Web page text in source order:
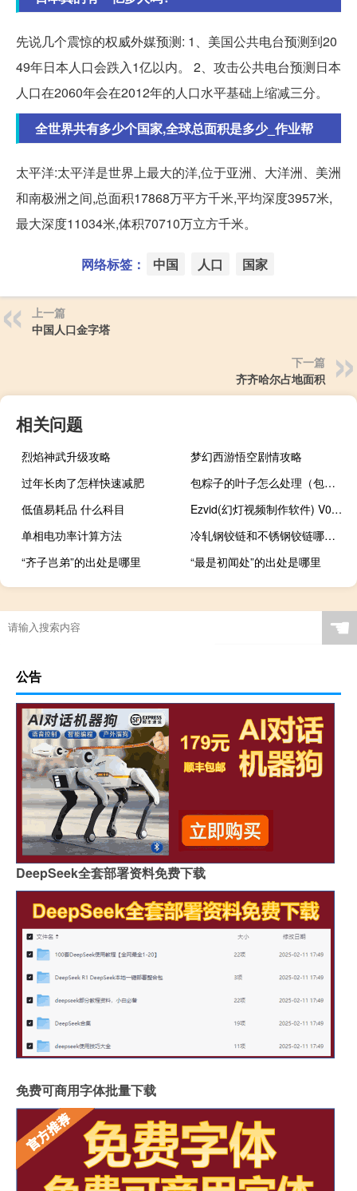
先说几个震惊的权威外媒预测: 1、美国公共电台预测到20
49年日本人口会跌入1亿以内。 2、攻击公共电台预测日本
人口在2060年会在2012年的人口水平基础上缩减三分。
全世界共有多少个国家,全球总面积是多少_作业帮
太平洋:太平洋是世界上最大的洋,位于亚洲、大洋洲、美洲
和南极洲之间,总面积17868万平方千米,平均深度3957米,
最大深度11034米,体积70710万立方千米。
网络标签： 中国 人口 国家
上一篇
中国人口金字塔
下一篇
齐齐哈尔占地面积
相关问题
烈焰神武升级攻略
梦幻西游悟空剧情攻略
过年长肉了怎样快速减肥
包粽子的叶子怎么处理（包粽子的叶子）
低值易耗品 什么科目
Ezvid(幻灯视频制作软件) V0.9.2.0 官方免费版（Ezvid(幻灯视频制作软件) V0.9.2.0 官方免费版功能简介）
单相电功率计算方法
冷轧钢铰链和不锈钢铰链哪个好
“齐子岂弟”的出处是哪里
“最是初闻处”的出处是哪里
☚
公告
DeepSeek全套部署资料免费下载
免费可商用字体批量下载